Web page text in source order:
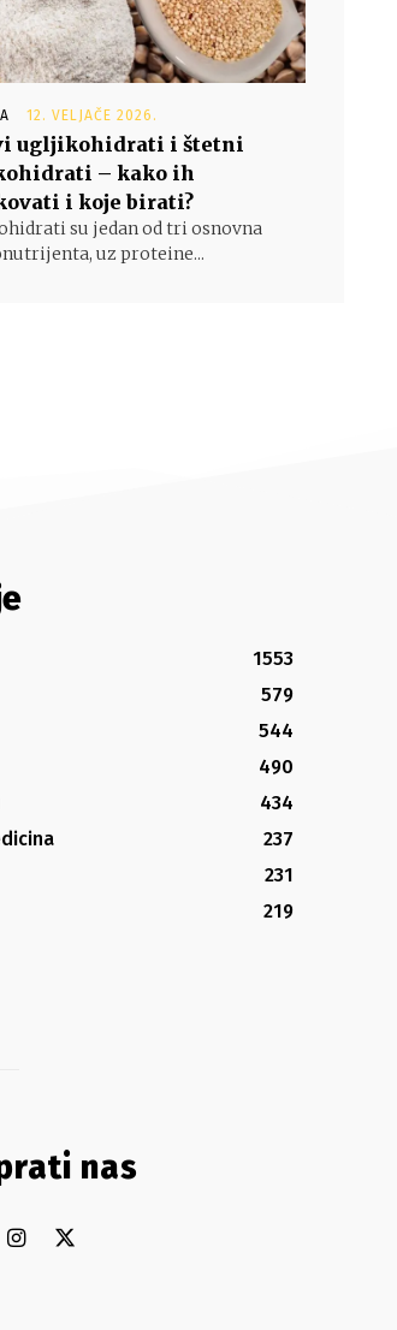
12. VELJAČE 2026.
ugljikohidrati i štetni
– kako ih
i koje birati?
su jedan od tri osnovna
uz proteine...
1553
579
544
490
434
237
231
219
nas